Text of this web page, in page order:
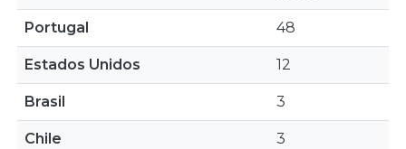
Portugal 48
Estados Unidos 12
Brasil 3
Chile 3